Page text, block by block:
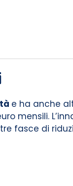
e ha anche
mensili.
tre fasce di